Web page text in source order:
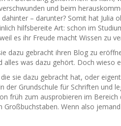
und beim
– darunter? Somit hat Julia
hilfsbereite Art: schon im
es ihr Freude macht Wissen zu
dazu gebracht ihren Blog zu
alles was dazu gehört. Doch wieso
sie dazu gebracht hat, oder
der Grundschule für Schriften und
früh zum ausprobieren im
Großbuchstaben. Wenn also